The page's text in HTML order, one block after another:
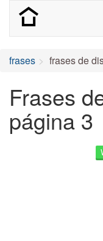
frases frases de
Frases
página 3